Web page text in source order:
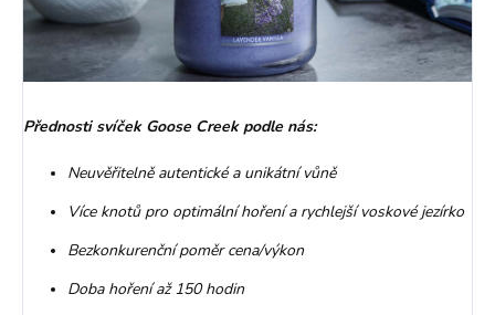
Přednosti svíček Goose Creek podle nás:
Neuvěřitelně autentické a unikátní vůně
Více knotů pro optimální hoření a rychlejší voskové jezírko
Bezkonkurenční poměr cena/výkon
Doba hoření až 150 hodin